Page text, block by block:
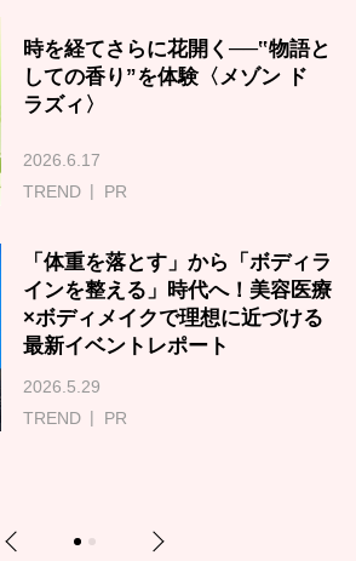
時を経てさらに花開く──‟物語と
しての香り”を体験〈メゾン ド
ラズィ〉
2026.6.17
TREND
PR
「体重を落とす」から「ボディラ
インを整える」時代へ！美容医療
×ボディメイクで理想に近づける
最新イベントレポート
2026.5.29
TREND
PR
Previous 1 2 Next